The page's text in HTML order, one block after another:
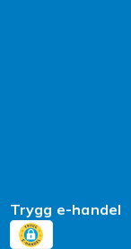
Trygg e-handel